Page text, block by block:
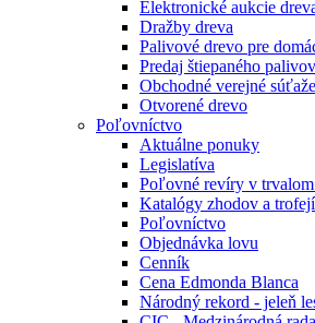
Elektronické aukcie
Dražby dreva
Palivové drevo pre
Predaj štiepaného
Obchodné verejné súťaže
Otvorené drevo
Poľovníctvo
Aktuálne ponuky
Legislatíva
Poľovné revíry v
Katalógy zhodov a trofejí
Poľovníctvo
Objednávka lovu
Cenník
Cena Edmonda Blanca
Národný rekord - jeleň